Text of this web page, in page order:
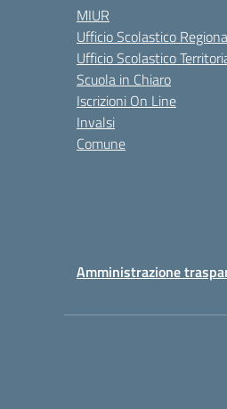
MIUR
Ufficio Scolastico
Ufficio Scolastico
Scuola in Chiaro
Iscrizioni On Line
Invalsi
Comune
Amministrazione